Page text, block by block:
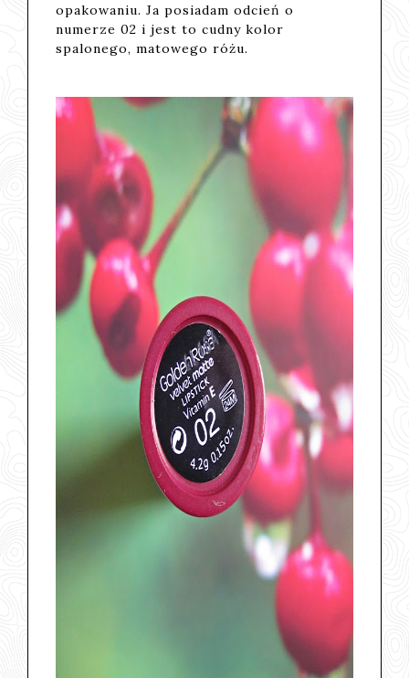
opakowaniu. Ja posiadam odcień o
numerze 02 i jest to cudny kolor
spalonego, matowego różu.